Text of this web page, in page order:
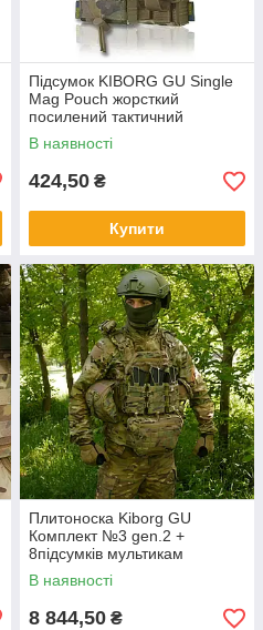
Підсумок KIBORG GU Single
Mag Pouch жорсткий
посилений тактичний
Мультикам
В наявності
424,50 ₴
Купити
Плитоноска Kiborg GU
Комплект №3 gen.2 +
8підсумків мультикам
В наявності
8 844,50 ₴